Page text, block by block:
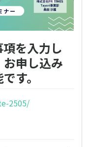
を入力し
申し込み
す。
2505/